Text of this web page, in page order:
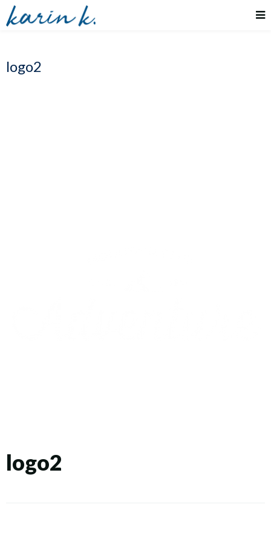
logo2
logo2